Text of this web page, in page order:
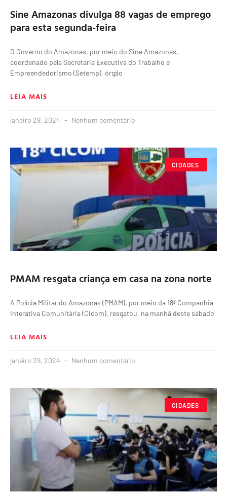
Sine Amazonas divulga 88 vagas de emprego
para esta segunda-feira
O Governo do Amazonas, por meio do Sine Amazonas,
coordenado pela Secretaria Executiva do Trabalho e
Empreendedorismo (Setemp), órgão
LEIA MAIS
janeiro 29, 2024 Nenhum comentário
CIDADES
PMAM resgata criança em casa na zona norte
A Polícia Militar do Amazonas (PMAM), por meio da 18ª Companhia
Interativa Comunitária (Cicom), resgatou, na manhã deste sábado
LEIA MAIS
janeiro 29, 2024 Nenhum comentário
CIDADES